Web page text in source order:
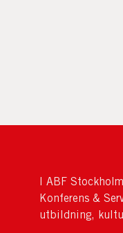
I ABF
Konferens &
utbildning,